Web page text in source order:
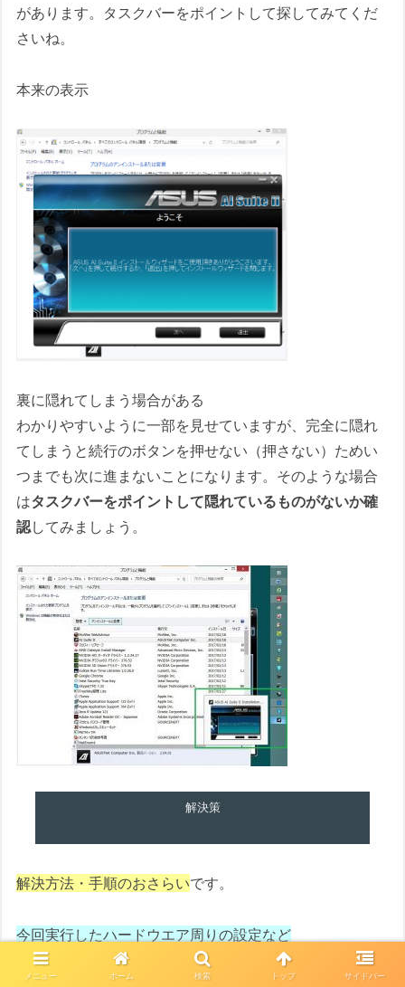
があります。タスクバーをポイントして探してみてくだ
さいね。
本来の表示
裏に隠れてしまう場合がある
わかりやすいように一部を見せていますが、完全に隠れ
てしまうと続行のボタンを押せない（押さない）ためい
つまでも次に進まないことになります。そのような場合
はタスクバーをポイントして隠れているものがないか確
認してみましょう。
解決策
解決方法・手順のおさらいです。
今回実行したハードウエア周りの設定など
・VGAのBIOS/ファームを最新にする
メニュー ホーム 検索 トップ サイドバー